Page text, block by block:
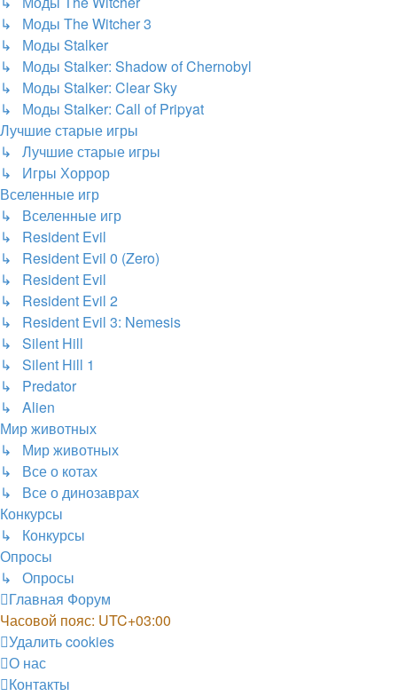
↳ Моды The Witcher 3
↳ Моды Stalker
↳ Моды Stalker: Shadow of Chernobyl
↳ Моды Stalker: Clear Sky
↳ Моды Stalker: Call of Pripyat
Лучшие старые игры
↳ Лучшие старые игры
↳ Игры Хоррор
Вселенные игр
↳ Вселенные игр
↳ Resident Evil
↳ Resident Evil 0 (Zero)
↳ Resident Evil
↳ Resident Evil 2
↳ Resident Evil 3: Nemesis
↳ Silent Hill
↳ Silent Hill 1
↳ Predator
↳ Alien
Мир животных
↳ Мир животных
↳ Все о котах
↳ Все о динозаврах
Конкурсы
↳ Конкурсы
Опросы
↳ Опросы
Главная Форум
Часовой пояс: UTC+03:00
Удалить cookies
О нас
Контакты